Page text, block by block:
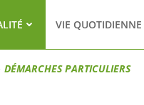
VIE QUOTIDIENNE
DÉMARCHES PARTICULIERS